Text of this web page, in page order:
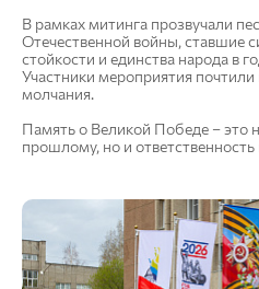
В рамках митинга прозвучали
Отечественной войны, ставшие
стойкости и единства народа в
Участники мероприятия
молчания.
Память о Великой Победе – это
прошлому, но и